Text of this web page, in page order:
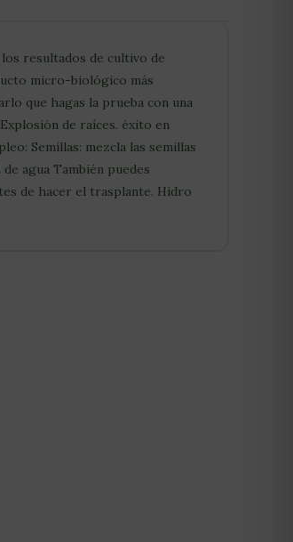
resultados de cultivo de
micro-biológico más
que hagas la prueba con una
de raíces. éxito en
Semillas: mezcla las semillas
agua También puedes
de hacer el trasplante. Hidro